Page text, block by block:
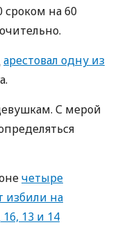
сроком на 60
арестовал одну из
С мерой
четыре
избили на
13 и 14